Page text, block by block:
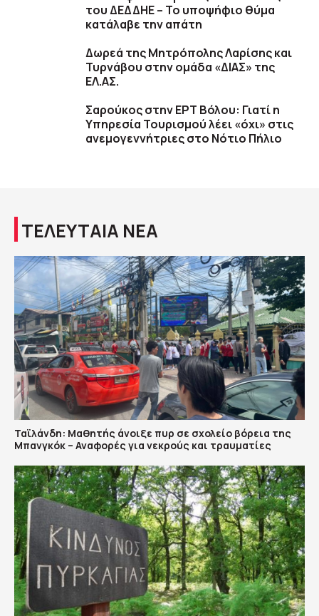
του ΔΕΔΔΗΕ – Το υποψήφιο θύμα
κατάλαβε την απάτη
Δωρεά της Μητρόπολης Λαρίσης και
Τυρνάβου στην ομάδα «ΔΙΑΣ» της
ΕΛ.ΑΣ.
Σαρούκος στην ΕΡΤ Βόλου: Γιατί η
Υπηρεσία Τουρισμού λέει «όχι» στις
ανεμογεννήτριες στο Νότιο Πήλιο
ΤΕΛΕΥΤΑΙΑ ΝΕΑ
Ταϊλάνδη: Μαθητής άνοιξε πυρ σε σχολείο βόρεια της
Μπανγκόκ – Αναφορές για νεκρούς και τραυματίες